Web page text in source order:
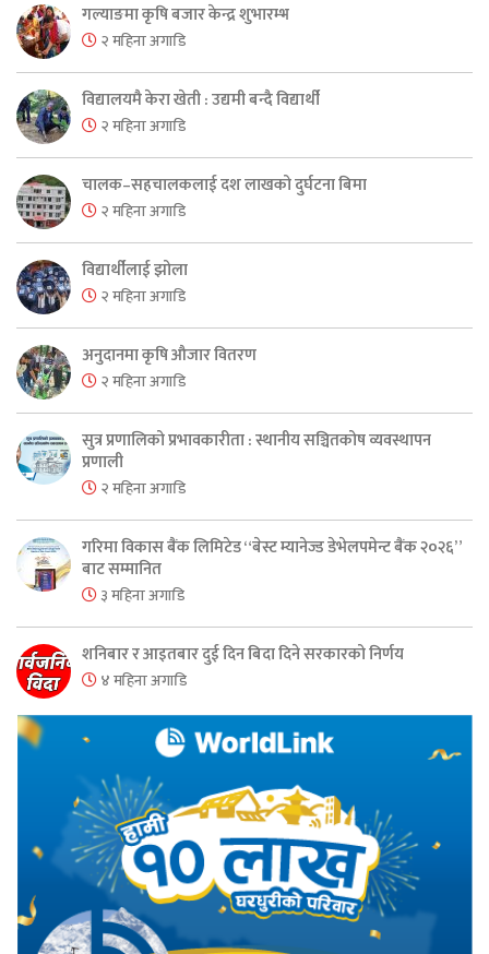
गल्याङमा कृषि बजार केन्द्र शुभारम्भ
२ महिना अगाडि
विद्यालयमै केरा खेती : उद्यमी बन्दै विद्यार्थी
२ महिना अगाडि
चालक–सहचालकलाई दश लाखको दुर्घटना बिमा
२ महिना अगाडि
विद्यार्थीलाई झोला
२ महिना अगाडि
अनुदानमा कृषि औजार वितरण
२ महिना अगाडि
सुत्र प्रणालिको प्रभावकारीता : स्थानीय सञ्चितकोष व्यवस्थापन
प्रणाली
२ महिना अगाडि
गरिमा विकास बैंक लिमिटेड “बेस्ट म्यानेज्ड डेभेलपमेन्ट बैंक २०२६”
बाट सम्मानित
३ महिना अगाडि
शनिबार र आइतबार दुई दिन बिदा दिने सरकारको निर्णय
४ महिना अगाडि